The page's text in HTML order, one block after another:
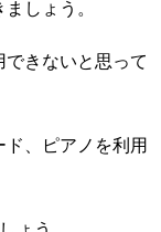
しょう。
きないと思って
、ピアノを利用